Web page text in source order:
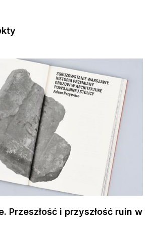
Przeszłość i przyszłość ruin w